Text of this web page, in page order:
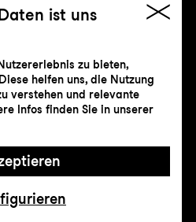
Presse
und Theater
AGB Intranet
ist uns
zu bieten,
helfen uns, die Nutzung
verstehen und relevante
Infos finden Sie in unserer